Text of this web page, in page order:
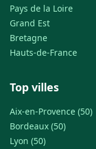
Pays de la Loire
Grand Est
Bretagne
Hauts-de-France
Top villes
Aix-en-Provence (50)
Bordeaux (50)
Lyon (50)